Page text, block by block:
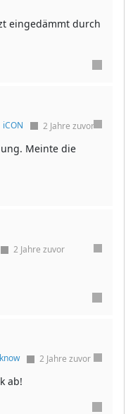
eingedämmt durch
iCON 2 Jahre zuvor
Meinte die
2 Jahre zuvor
2 Jahre zuvor
ab!